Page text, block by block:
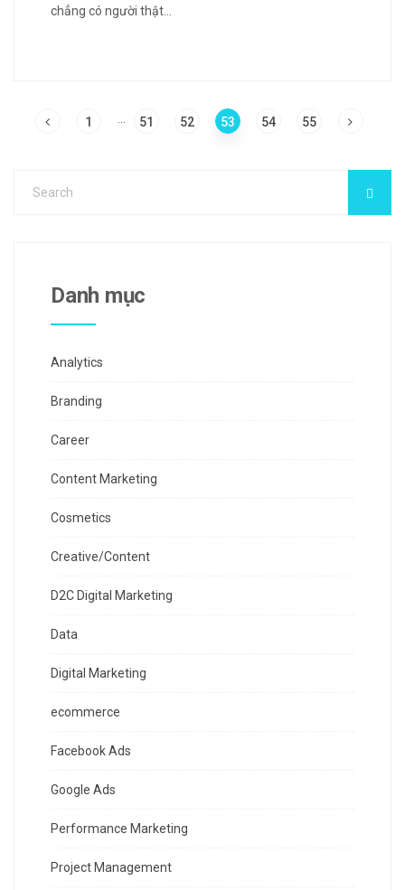
chẳng có người thật…
1 51 52 53 54 55
Danh mục
Analytics
Branding
Career
Content Marketing
Cosmetics
Creative/Content
D2C Digital Marketing
Data
Digital Marketing
ecommerce
Facebook Ads
Google Ads
Performance Marketing
Project Management